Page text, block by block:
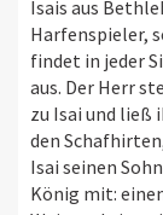
Isais aus
Harfenspieler,
findet in jeder
aus. Der Herr
zu Isai und ließ
den
Isai seinen
König mit: